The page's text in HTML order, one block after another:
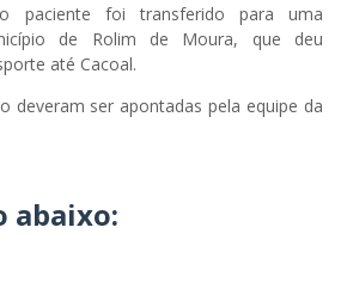
paciente foi transferido para uma
de Rolim de Moura, que deu
até Cacoal.
deveram ser apontadas pela equipe da
abaixo: